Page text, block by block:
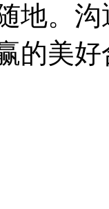
地。
的美好